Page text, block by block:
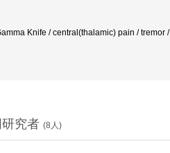
Knife / central(thalamic) pain / tremor /
究者 (8 人)